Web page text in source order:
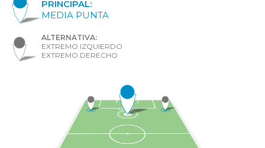
PRINCIPAL:
MEDIA PUNTA
ALTERNATIVA:
EXTREMO IZQUIERDO
EXTREMO DERECHO